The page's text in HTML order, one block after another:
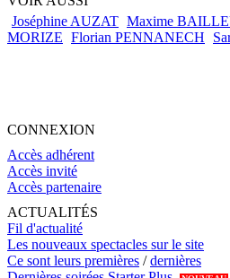
Joséphine AUZAT Maxime
MORIZE Florian PENNANECH
CONNEXION
Accès adhérent
Accès invité
Accès partenaire
ACTUALITÉS
Fil d'actualité
Les nouveaux spectacles sur le site
Ce sont leurs premières /dernières